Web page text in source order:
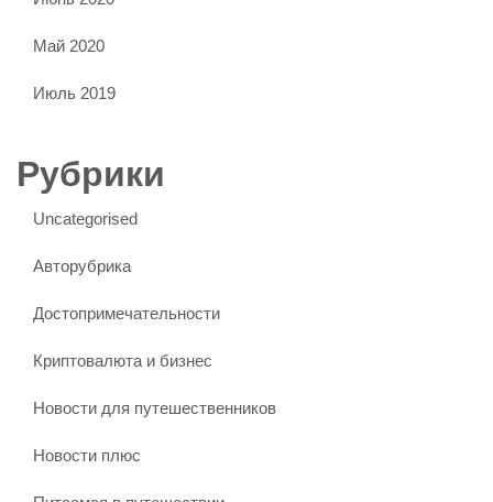
Май 2020
Июль 2019
Рубрики
Uncategorised
Авторубрика
Достопримечательности
Криптовалюта и бизнес
Новости для путешественников
Новости плюс